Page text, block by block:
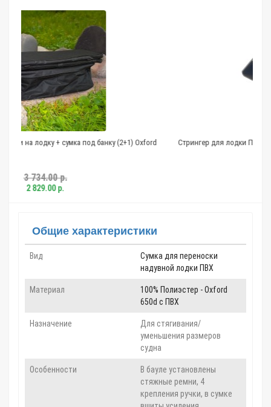
банку (2+1) Oxford Стрингер для лодки ПВХ, профиль А, 9мм 1,5м,
Общие характеристики
Вид
Сумка для переноски
надувной лодки ПВХ
Материал
100% Полиэстер - Oxford
650d c ПВХ
Назначение
Для стягивания/
уменьшения размеров
судна
Особенности
В бауле установлены
стяжные ремни, 4
крепления ручки, в сумке